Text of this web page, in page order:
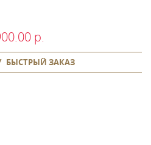
р.
БЫСТРЫЙ ЗАКАЗ